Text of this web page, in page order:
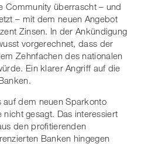
Community überrascht – und
– mit dem neuen Angebot
Zinsen. In der Ankündigung
vorgerechnet, dass der
Zehnfachen des nationalen
Ein klarer Angriff auf die
dem neuen Sparkonto
gesagt. Das interessiert
den profitierenden
Banken hingegen